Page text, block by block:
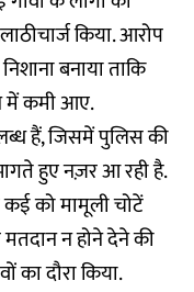
किया. आरोप
बनाया ताकि
में कमी आए.
हैं, जिसमें पुलिस की
हुए नज़र आ रही है.
को मामूली चोटें
न होने देने की
का दौरा किया.